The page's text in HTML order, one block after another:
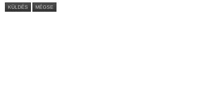
KÜLDÉS MÉGSE